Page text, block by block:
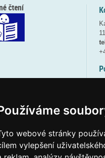
webové stránky
vylepšení
čtení